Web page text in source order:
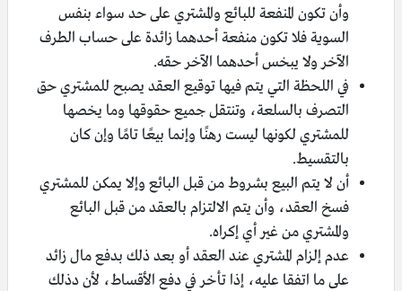
وأن تكون المنفعة للبائع والمشتري على حد سواء بنفس
السوية فلا تكون منفعة أحدهما زائدة على حساب الطرف
الآخر ولا يبخس أحدهما الآخر حقه.
في اللحظة التي يتم فيها توقيع العقد يصبح للمشتري حق
التصرف بالسلعة، وتنتقل جميع حقوقها وما يخصها
للمشتري لكونها ليست رهنًا وإنما بيعًا تامًا وإن كان
بالتقسيط.
أن لا يتم البيع بشروط من قبل البائع وإلا يمكن للمشتري
فسخ العقد، وأن يتم الالتزام بالعقد من قبل البائع
والمشتري من غير أي إكراه.
عدم إلزام المشتري عند العقد أو بعد ذلك بدفع مال زائد
على ما اتفقا عليه، إذا تأخر في دفع الأقساط، لأن دذلك